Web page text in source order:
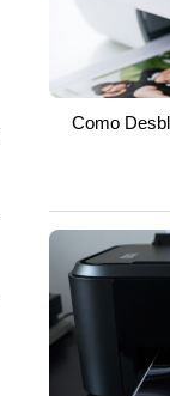
Como